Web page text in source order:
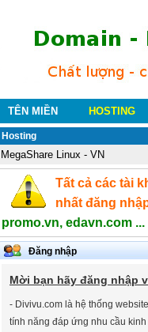
TÊN MIỀN HOSTING
Hosting
MegaShare Linux - VN
Tất cả các tài
nhất đăng
promo.vn, edavn.com ...
Đăng nhập
Mời bạn hãy đăng nhập
- Divivu.com là hệ thống
tính năng đáp ứng nhu cầu